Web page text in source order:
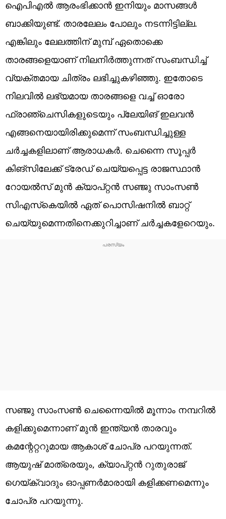
ഐപിഎല്‍ ആരംഭിക്കാന്‍ ഇനിയും മാസങ്ങള്‍
ബാക്കിയുണ്ട്. താരലേലം പോലും നടന്നിട്ടില്ല.
എങ്കിലും ലേലത്തിന് മുമ്പ് ഏതൊക്കെ
താരങ്ങളെയാണ് നിലനിര്‍ത്തുന്നത് സംബന്ധിച്ച്
വ്യക്തമായ ചിത്രം ലഭിച്ചുകഴിഞ്ഞു. ഇതോടെ
നിലവില്‍ ലഭ്യമായ താരങ്ങളെ വച്ച് ഓരോ
ഫ്രാഞ്ചെസികളുടെയും പ്ലേയിങ് ഇലവന്‍
എങ്ങനെയായിരിക്കുമെന്ന് സംബന്ധിച്ചുള്ള
ചര്‍ച്ചകളിലാണ് ആരാധകര്‍. ചെന്നൈ സൂപ്പര്‍
കിങ്‌സിലേക്ക് ട്രേഡ് ചെയ്യപ്പെട്ട രാജസ്ഥാന്‍
റോയല്‍സ് മുന്‍ ക്യാപ്റ്റന്‍ സഞ്ജു സാംസണ്‍
സിഎസ്‌കെയില്‍ ഏത് പൊസിഷനില്‍ ബാറ്റ്
ചെയ്യുമെന്നതിനെക്കുറിച്ചാണ് ചര്‍ച്ചകളേറെയും.
സഞ്ജു സാംസണ്‍ ചെന്നൈയില്‍ മൂന്നാം നമ്പറില്‍
കളിക്കുമെന്നാണ് മുന്‍ ഇന്ത്യന്‍ താരവും
കമന്റേറ്ററുമായ ആകാശ് ചോപ്ര പറയുന്നത്.
ആയുഷ് മാത്രെയും, ക്യാപ്റ്റന്‍ റുതുരാജ്
ഗെയ്ക്‌വാദും ഓപ്പണര്‍മാരായി കളിക്കണമെന്നും
ചോപ്ര പറയുന്നു.